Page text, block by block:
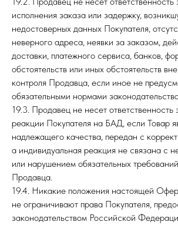
исполнения заказа или задержку,
недостоверных данных Покупателя,
неверного адреса, неявки за заказом,
доставки, платежного сервиса, банков,
обстоятельств или иных обстоятельств
контроля Продавца, если иное не
обязательными нормами
19.3. Продавец не несет ответственность
реакции Покупателя на БАД, если Товар
надлежащего качества, передан с
а индивидуальная реакция не связана с
или нарушением обязательных
Продавца.
19.4. Никакие положения настоящей
не ограничивают права Покупателя,
законодательством Российской